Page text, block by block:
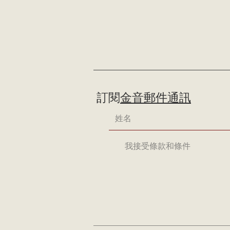
訂閱金音郵件通訊
我接受條款和條件